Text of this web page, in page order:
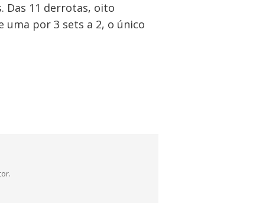
Das 11 derrotas, oito
uma por 3 sets a 2, o único